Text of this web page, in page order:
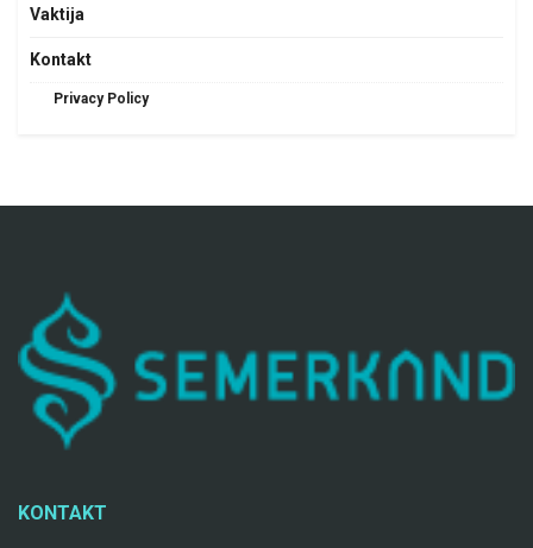
Vaktija
Kontakt
Privacy Policy
KONTAKT